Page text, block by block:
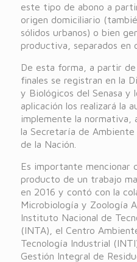
este tipo de abono a
origen domiciliario
sólidos urbanos) o bien
productiva, separados en
De esta forma, a partir
finales se registran en la
y Biológicos del Senasa y
aplicación los realizará la
implemente la normativa,
la Secretaría de
de la Nación.
Es importante mencionar
producto de un trabajo
en 2016 y contó con la
Microbiología y Zoología
Instituto Nacional de
(INTA), el Centro
Tecnología Industrial
Gestión Integral de